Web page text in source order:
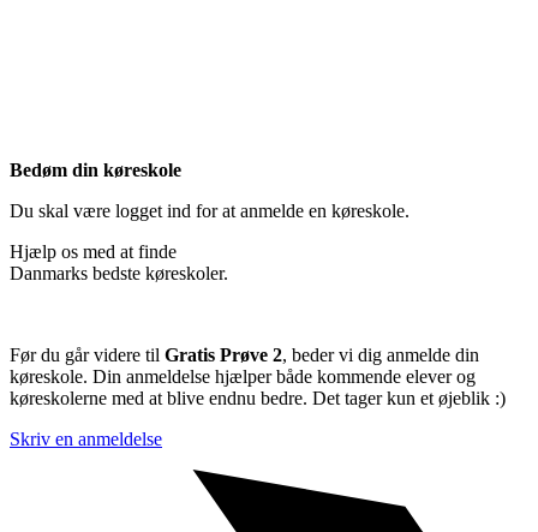
Bedøm din køreskole
Du skal være logget ind for at anmelde en køreskole.
Hjælp os med at finde
Danmarks bedste køreskoler.
Før du går videre til Gratis Prøve 2, beder vi dig anmelde din
køreskole. Din anmeldelse hjælper både kommende elever og
køreskolerne med at blive endnu bedre. Det tager kun et øjeblik :)
Skriv en anmeldelse